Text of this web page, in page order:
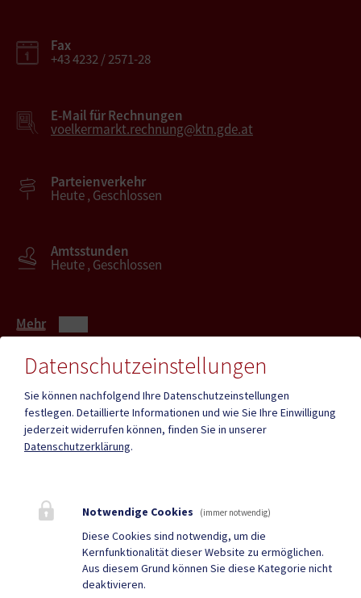
Fax
+43 4232 / 2571-28
E-Mail für Rechnungen
voelkermarkt.rechnung@ktn.gde.at
Parteienverkehr
Heute , Geschlossen
Amtsstunden
Heute , Geschlossen
Mehr
ID - Austria
CITIES App
Hochzeit
Sport & Freizeit
Stadtzeitung
Neuigkeiten
Termine
Kundmachungen
Datenschutzeinstellungen
Sie können nachfolgend Ihre Datenschutzeinstellungen
festlegen. Detaillierte Informationen und wie Sie Ihre Einwilligung
jederzeit widerrufen können, finden Sie in unserer
Datenschutzerklärung.
Notwendige Cookies (immer notwendig)
Diese Cookies sind notwendig, um die
Kernfunktionalität dieser Website zu ermöglichen.
Aus diesem Grund können Sie diese Kategorie nicht
deaktivieren.